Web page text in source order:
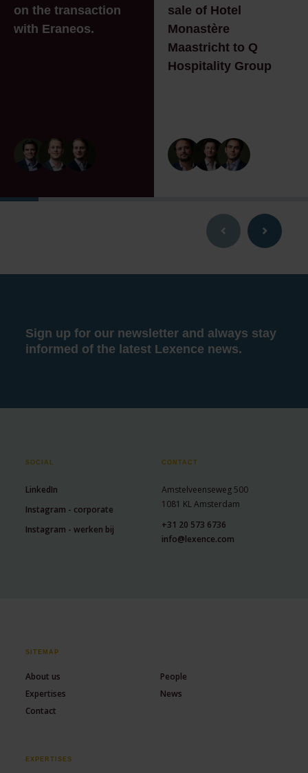
on the transaction
with Eraneos.
sale of Hotel
Monastère
Maastricht to Q
Hospitality Group
Sign up for our newsletter and always stay
informed of the latest Lexence news.
SOCIAL
LinkedIn
Instagram - corporate
Instagram - werken bij
CONTACT
Amstelveenseweg 500
1081 KL Amsterdam
+31 20 573 6736
info@lexence.com
SITEMAP
About us
People
Expertises
News
Contact
EXPERTISES